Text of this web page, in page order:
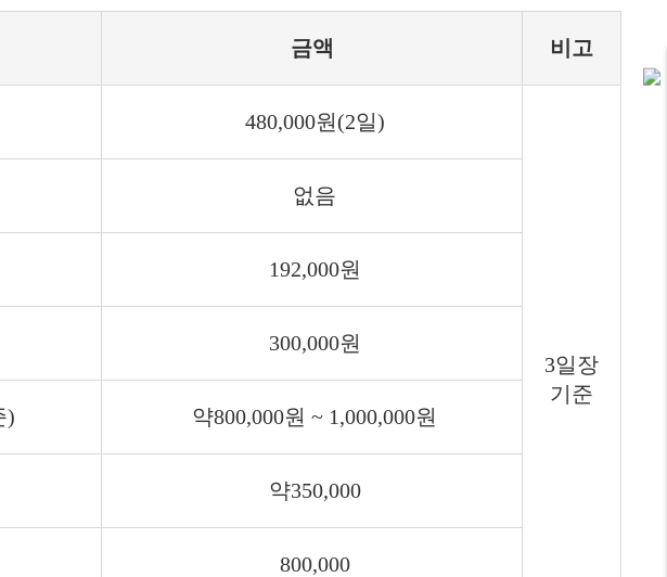
금액 비고
480,000원(2일)
3일장
기준
없음
192,000원
300,000원
) 약800,000원 ~ 1,000,000원
약350,000
800,000